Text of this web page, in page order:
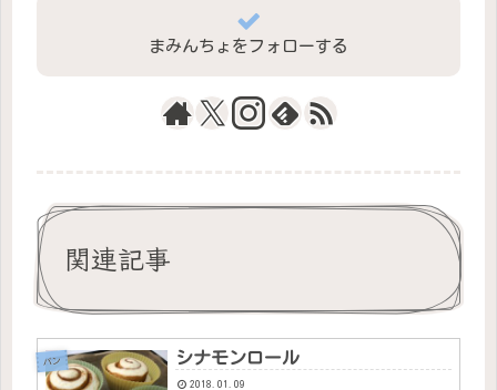
まみんちょをフォローする
関連記事
パン シナモンロール
2018.01.09